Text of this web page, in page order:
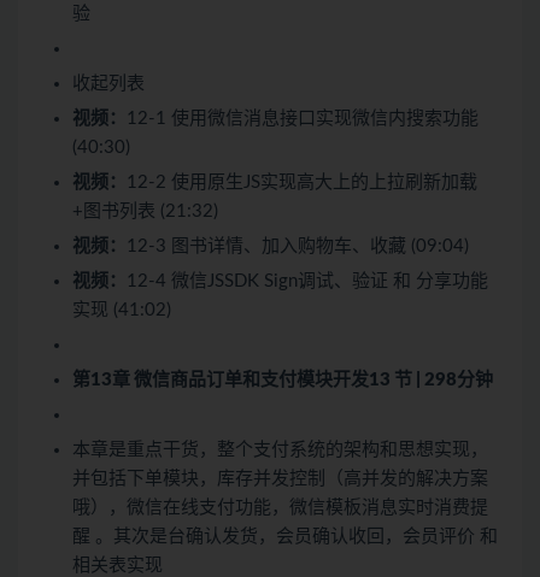
验
收起列表
视频：
12-1 使用微信消息接口实现微信内搜索功能
(40:30)
视频：
12-2 使用原生JS实现高大上的上拉刷新加载
+图书列表 (21:32)
视频：
12-3 图书详情、加入购物车、收藏 (09:04)
视频：
12-4 微信JSSDK Sign调试、验证 和 分享功能
实现 (41:02)
第13章 微信商品订单和支付模块开发13 节 | 298分钟
本章是重点干货，整个支付系统的架构和思想实现，
并包括下单模块，库存并发控制（高并发的解决方案
哦），微信在线支付功能，微信模板消息实时消费提
醒 。其次是台确认发货，会员确认收回，会员评价 和
相关表实现